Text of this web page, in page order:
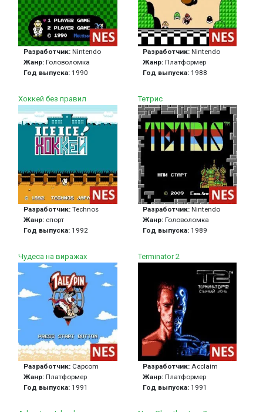
Разработчик: Nintendo
Жанр: Головоломка
Год выпуска: 1990
Разработчик:Nintendo
Жанр:Платформер
Год выпуска:1988
Хоккей без правил
Разработчик: Technos
Жанр: спорт
Год выпуска: 1992
Тетрис
Разработчик:Nintendo
Жанр:Головоломка
Год выпуска:1989
Чудеса на виражах
Разработчик: Capcom
Жанр: Платформер
Год выпуска: 1991
Terminator 2
Разработчик:Acclaim
Жанр:Платформер
Год выпуска:1991